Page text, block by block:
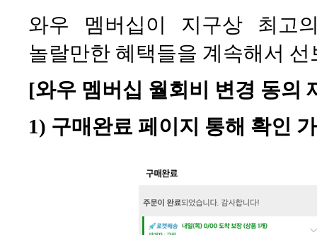
와우 멤버십이 지구상 최고
놀랄만한 혜택들을 계속해서
[와우 멤버십 월회비 변경 동의
1) 구매완료 페이지 통해 확인